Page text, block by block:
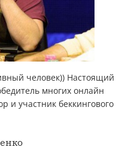
человек)) Настоящий
многих онлайн
и участник беккингового